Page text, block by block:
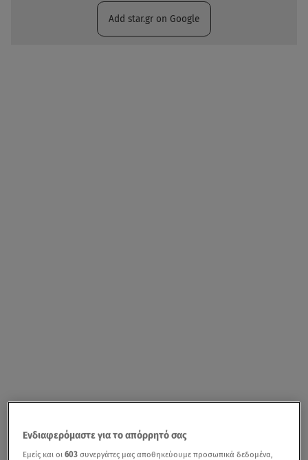
Add star.gr on Google
Ενδιαφερόμαστε για το απόρρητό σας
Εμείς και οι603 συνεργάτες μας αποθηκεύουμε προσωπικά δεδομένα,